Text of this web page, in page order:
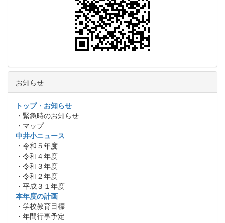
お知らせ
トップ・お知らせ
・緊急時のお知らせ
・マップ
中井小ニュース
・令和５年度
・令和４年度
・令和３年度
・令和２年度
・平成３１年度
本年度の計画
・学校教育目標
・年間行事予定